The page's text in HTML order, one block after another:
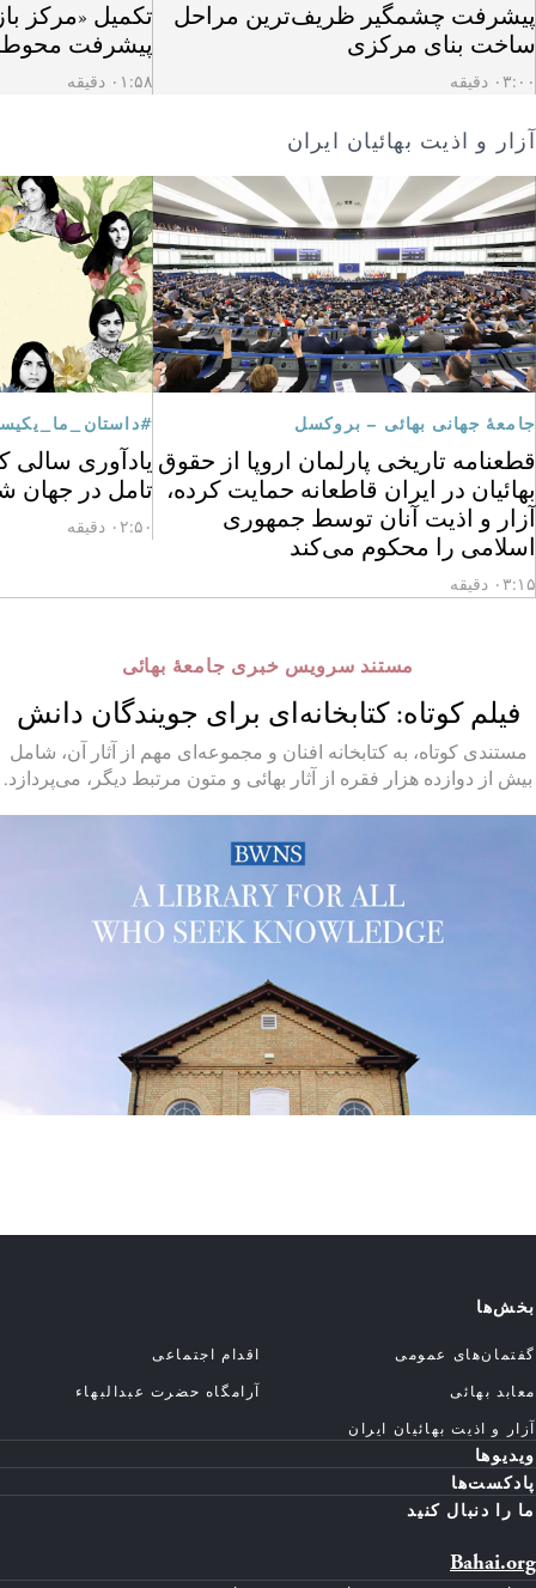
پیشرفت چشمگیر ظریف‌ترین مراحل
ساخت بنای مرکزی
۰۳:۰۰ دقیقه
تکمیل «مرکز
پیشرفت
۰۱:۵۸ دقیقه
آزار و اذیت بهائیان ایران
جامعهٔ جهانی بهائی – بروکسل
قطعنامه تاریخی پارلمان اروپا از حقوق
بهائیان در ایران قاطعانه حمایت کرده،
آزار و اذیت آنان توسط جمهوری
اسلامی را محکوم می‌کند
۰۳:۱۵ دقیقه
یادآوری سالی
تامل در جهان
۰۲:۵۰ دقیقه
مستند سرویس خبری جامعهٔ بهائی
فیلم کوتاه: کتابخانه‌ای برای جویندگان دانش
مستندی کوتاه، به کتابخانه افنان و مجموعه‌ای مهم از آثار آن، شامل
بیش از دوازده هزار فقره از آثار بهائی و متون مرتبط دیگر، می‌پردازد.
بخش‌ها
گفتمان‌های عمومی
اقدام اجتماعی
معابد بهائی
آرامگاه حضرت عبدالبهاء
آزار و اذیت بهائیان ایران
ویدیوها
پادکست‌ها
ما را دنبال کنید
Bahai.org